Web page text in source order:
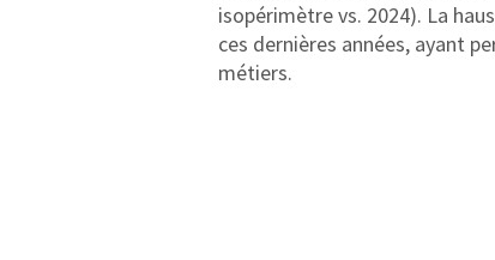
isopérimètre vs. 2024). La
ces dernières années, ayant
métiers.